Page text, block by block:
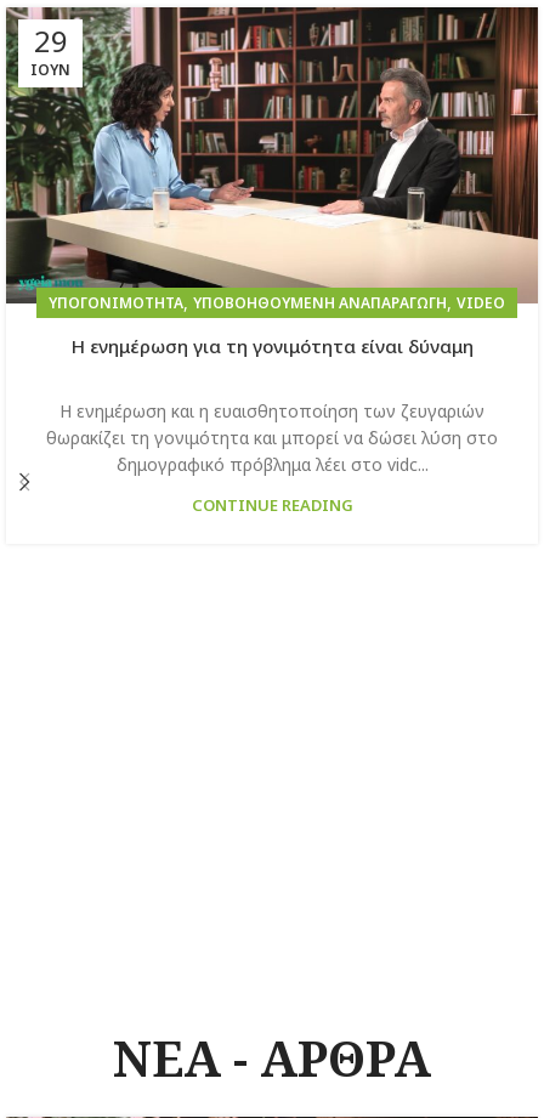
29
ΙΟΎΝ
ΥΠΟΓΟΝΙΜΌΤΗΤΑ, ΥΠΟΒΟΗΘΟΎΜΕΝΗ ΑΝΑΠΑΡΑΓΩΓΉ, VIDEO
Η ενημέρωση για τη γονιμότητα είναι δύναμη
Η ενημέρωση και η ευαισθητοποίηση των ζευγαριών
θωρακίζει τη γονιμότητα και μπορεί να δώσει λύση στο
δημογραφικό πρόβλημα λέει στο vidc...
CONTINUE READING
ΝΕΑ - ΑΡΘΡΑ